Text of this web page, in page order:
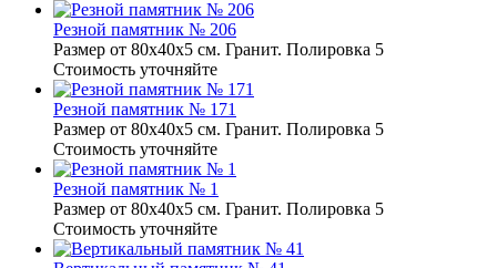
Резной памятник № 206
Размер от 80х40х5 см. Гранит. Полировка 5
Стоимость уточняйте
Резной памятник № 171
Размер от 80х40х5 см. Гранит. Полировка 5
Стоимость уточняйте
Резной памятник № 1
Размер от 80х40х5 см. Гранит. Полировка 5
Стоимость уточняйте